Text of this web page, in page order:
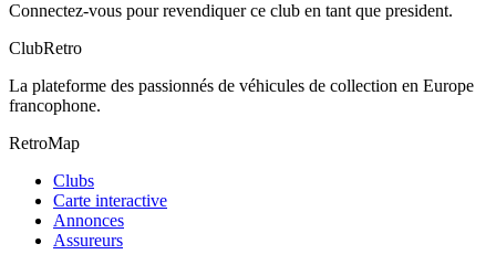
Connectez-vous pour revendiquer ce club en tant que president.
ClubRetro
La plateforme des passionnés de véhicules de collection en Europe
francophone.
RetroMap
Clubs
Carte interactive
Annonces
Assureurs